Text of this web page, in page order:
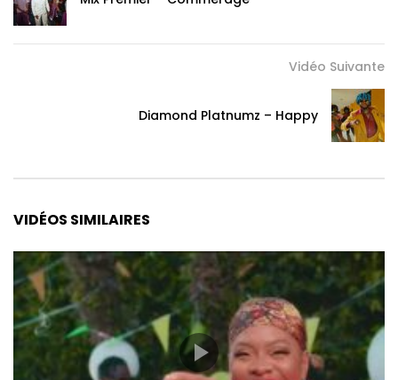
Vidéo Suivante
Diamond Platnumz – Happy
VIDÉOS SIMILAIRES